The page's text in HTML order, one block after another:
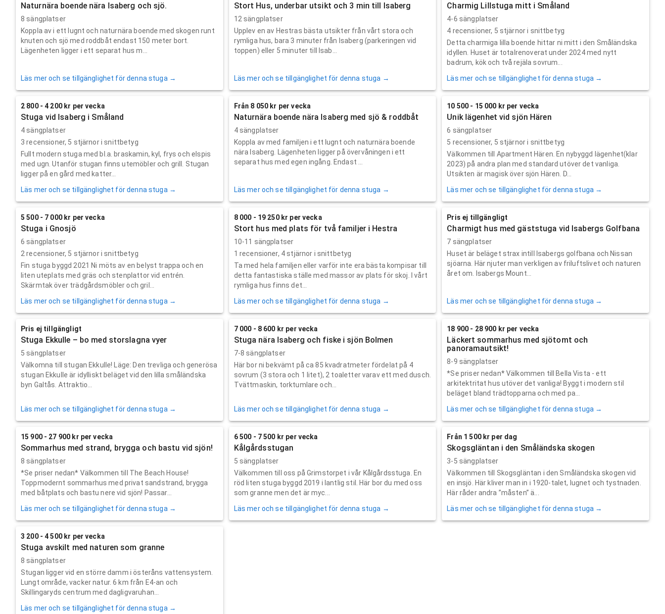
Naturnära boende nära Isaberg och sjö.
8 sängplatser
Koppla av i ett lugnt och naturnära boende med skogen runt
knuten och sjö med roddbåt endast 150 meter bort.
Lägenheten ligger i ett separat hus m...
Läs mer och se tillgänglighet för denna stuga →
Stort Hus, underbar utsikt och 3 min till Isaberg
12 sängplatser
Upplev en av Hestras bästa utsikter från vårt stora och
rymliga hus, bara 3 minuter från Isaberg (parkeringen vid
toppen) eller 5 minuter till Isab...
Läs mer och se tillgänglighet för denna stuga →
Charmig Lillstuga mitt i Småland
4-6 sängplatser
4 recensioner, 5 stjärnor i snittbetyg
Detta charmiga lilla boende hittar ni mitt i den Småländska
idyllen. Huset är totalrenoverat under 2024 med nytt
badrum, kök och två rejäla sovrum...
Läs mer och se tillgänglighet för denna stuga →
2 800 - 4 200 kr per vecka
Stuga vid Isaberg i Småland
4 sängplatser
3 recensioner, 5 stjärnor i snittbetyg
Fullt modern stuga med bl.a. braskamin, kyl, frys och elspis
med ugn. Utanför stugan finns utemöbler och grill. Stugan
ligger på en gård med katter...
Läs mer och se tillgänglighet för denna stuga →
Från 8 050 kr per vecka
Naturnära boende nära Isaberg med sjö & roddbåt
4 sängplatser
Koppla av med familjen i ett lugnt och naturnära boende
nära Isaberg. Lägenheten ligger på övervåningen i ett
separat hus med egen ingång. Endast ...
Läs mer och se tillgänglighet för denna stuga →
10 500 - 15 000 kr per vecka
Unik lägenhet vid sjön Hären
6 sängplatser
5 recensioner, 5 stjärnor i snittbetyg
Välkommen till Apartment Hären. En nybyggd lägenhet(klar
2023) på andra plan med standard utöver det vanliga.
Utsikten är magisk över sjön Hären. D...
Läs mer och se tillgänglighet för denna stuga →
5 500 - 7 000 kr per vecka
Stuga i Gnosjö
6 sängplatser
2 recensioner, 5 stjärnor i snittbetyg
Fin stuga byggd 2021 Ni möts av en belyst trappa och en
liten uteplats med gräs och stenplattor vid entrén.
Skärmtak över trädgårdsmöbler och gril...
Läs mer och se tillgänglighet för denna stuga →
8 000 - 19 250 kr per vecka
Stort hus med plats för två familjer i Hestra
10-11 sängplatser
1 recensioner, 4 stjärnor i snittbetyg
Ta med hela familjen eller varför inte era bästa kompisar till
detta fantastiska ställe med massor av plats för skoj. I vårt
rymliga hus finns det...
Läs mer och se tillgänglighet för denna stuga →
Pris ej tillgängligt
Charmigt hus med gäststuga vid Isabergs Golfbana
7 sängplatser
Huset är beläget strax intill Isabergs golfbana och Nissan
sjöarna. Här njuter man verkligen av friluftslivet och naturen
året om. Isabergs Mount...
Läs mer och se tillgänglighet för denna stuga →
Pris ej tillgängligt
Stuga Ekkulle – bo med storslagna vyer
5 sängplatser
Välkomna till stugan Ekkulle! Läge: Den trevliga och generösa
stugan Ekkulle är idylliskt beläget vid den lilla småländska
byn Galtås. Attraktio...
Läs mer och se tillgänglighet för denna stuga →
7 000 - 8 600 kr per vecka
Stuga nära Isaberg och fiske i sjön Bolmen
7-8 sängplatser
Här bor ni bekvämt på ca 85 kvadratmeter fördelat på 4
sovrum (3 stora och 1 litet), 2 toaletter varav ett med dusch.
Tvättmaskin, torktumlare och...
Läs mer och se tillgänglighet för denna stuga →
18 900 - 28 900 kr per vecka
Läckert sommarhus med sjötomt och
panoramautsikt!
8-9 sängplatser
*Se priser nedan* Välkommen till Bella Vista - ett
arkitektritat hus utöver det vanliga! Byggt i modern stil
beläget bland trädtopparna och med pa...
Läs mer och se tillgänglighet för denna stuga →
15 900 - 27 900 kr per vecka
Sommarhus med strand, brygga och bastu vid sjön!
8 sängplatser
*Se priser nedan* Välkommen till The Beach House!
Toppmodernt sommarhus med privat sandstrand, brygga
med båtplats och bastu nere vid sjön! Passar...
Läs mer och se tillgänglighet för denna stuga →
6 500 - 7 500 kr per vecka
Kålgårdsstugan
5 sängplatser
Välkommen till oss på Grimstorpet i vår Kålgårdsstuga. En
röd liten stuga byggd 2019 i lantlig stil. Här bor du med oss
som granne men det är myc...
Läs mer och se tillgänglighet för denna stuga →
Från 1 500 kr per dag
Skogsgläntan i den Småländska skogen
3-5 sängplatser
Välkommen till Skogsgläntan i den Småländska skogen vid
en insjö. Här kliver man in i 1920-talet, lugnet och tystnaden.
Här råder andra ”måsten” ä...
Läs mer och se tillgänglighet för denna stuga →
3 200 - 4 500 kr per vecka
Stuga avskilt med naturen som granne
8 sängplatser
Stugan ligger vid en större damm i österåns vattensystem.
Lungt område, vacker natur. 6 km från E4-an och
Skillingaryds centrum med dagligvaruhan...
Läs mer och se tillgänglighet för denna stuga →